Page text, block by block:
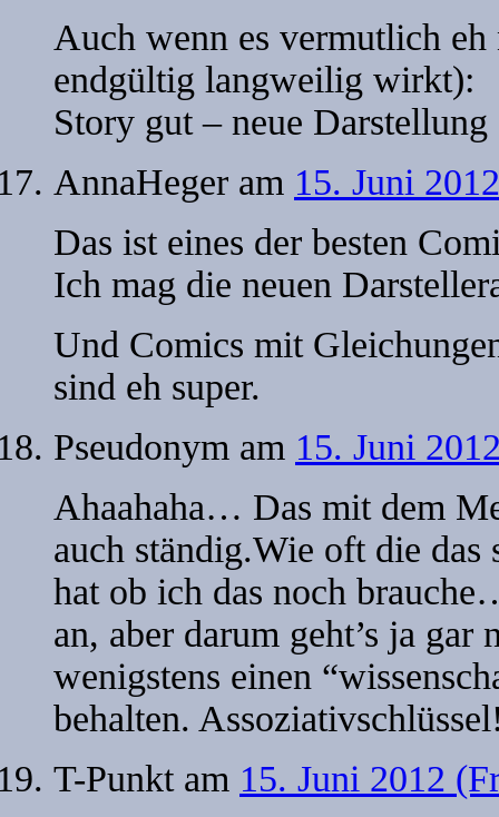
Auch wenn es vermutlich
endgültig langweilig wirkt):
Story gut – neue Darstellung
AnnaHeger am 15. Juni
Das ist eines der besten
Ich mag die neuen
Und Comics mit
sind eh super.
Pseudonym am 15. Juni
Ahaahaha… Das mit dem
auch ständig.Wie oft die
hat ob ich das noch
an, aber darum geht’s ja
wenigstens einen
behalten.
T-Punktam 15. Juni 2012